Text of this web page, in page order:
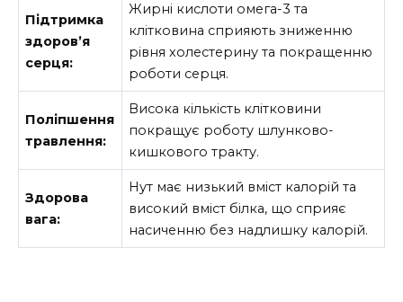
Підтримка
здоров’я
серця:
Жирні кислоти омега-3 та
клітковина сприяють зниженню
рівня холестерину та покращенню
роботи серця.
Поліпшення
травлення:
Висока кількість клітковини
покращує роботу шлунково-
кишкового тракту.
Здорова
вага:
Нут має низький вміст калорій та
високий вміст білка, що сприяє
насиченню без надлишку калорій.